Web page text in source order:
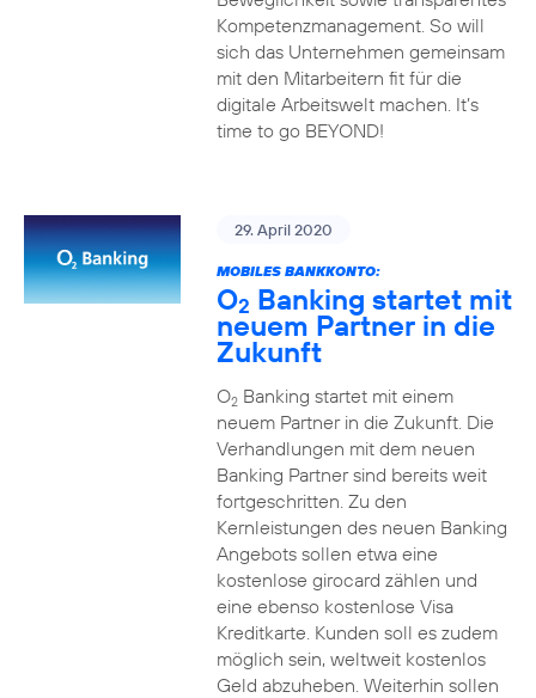
Kompetenzmanagement. So will
sich das Unternehmen gemeinsam
mit den Mitarbeitern fit für die
digitale Arbeitswelt machen. It’s
time to go BEYOND!
29. April 2020
MOBILES BANKKONTO:
O2 Banking startet mit
neuem Partner in die
Zukunft
O2Banking startet mit einem
neuem Partner in die Zukunft. Die
Verhandlungen mit dem neuen
Banking Partner sind bereits weit
fortgeschritten. Zu den
Kernleistungen des neuen Banking
Angebots sollen etwa eine
kostenlose girocard zählen und
eine ebenso kostenlose Visa
Kreditkarte. Kunden soll es zudem
möglich sein, weltweit kostenlos
Geld abzuheben. Weiterhin sollen